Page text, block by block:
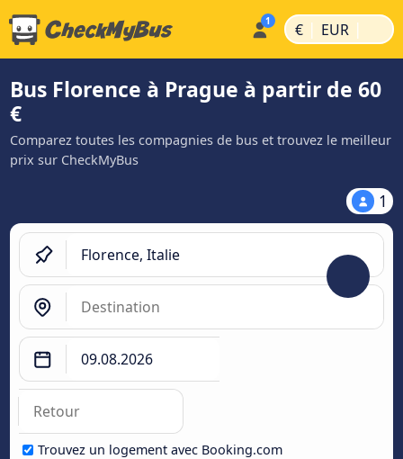
€ | EUR |
Bus Florence à Prague à partir de 60
€
Comparez toutes les compagnies de bus et trouvez le meilleur
prix sur CheckMyBus
1
Trouvez un logement avec Booking.com